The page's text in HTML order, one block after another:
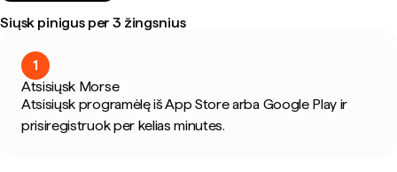
Siųsk pinigus per 3 žingsnius
1
Atsisiųsk Morse
Atsisiųsk programėlę iš App Store arba Google Play ir
prisiregistruok per kelias minutes.